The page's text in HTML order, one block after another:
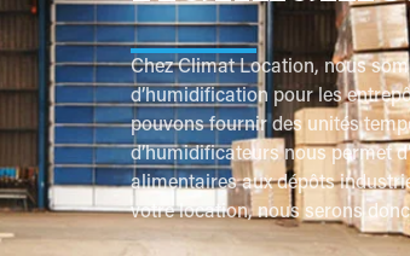
Chez Climat Location, nous
d’humidification pour les
pouvons fournir des unités
d’humidificateurs nous permet
alimentaires aux dépôts
votre location, nous serons